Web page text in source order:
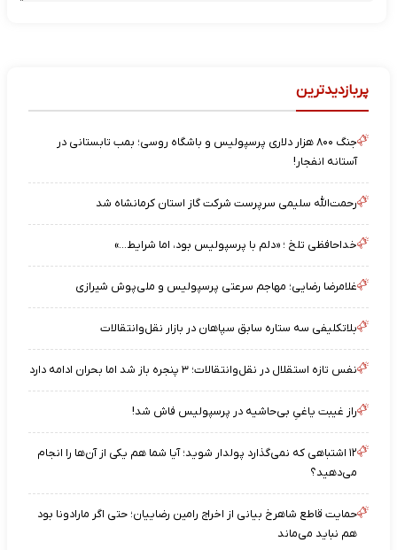
پربازدیدترین
جنگ ۸۰۰ هزار دلاری پرسپولیس و باشگاه روسی؛ بمب تابستانی در
آستانه انفجار!
رحمت‌الله سلیمی سرپرست شرکت گاز استان کرمانشاه شد
خداحافظی تلخ ؛ «دلم با پرسپولیس بود، اما شرایط…»
غلامرضا رضایی؛ مهاجم سرعتی پرسپولیس و ملی‌پوش شیرازی
بلاتکلیفی سه ستاره سابق سپاهان در بازار نقل‌وانتقالات
نفس تازه استقلال در نقل‌وانتقالات؛ ۳ پنجره باز شد اما بحران ادامه دارد
راز غیبت یاغیِ بی‌حاشیه در پرسپولیس فاش شد!
۱۲ اشتباهی که نمی‌گذارد پولدار شوید؛ آیا شما هم یکی از آن‌ها را انجام
می‌دهید؟
حمایت قاطع شاهرخ بیانی از اخراج رامین رضاییان؛ حتی اگر مارادونا بود
هم نباید می‌ماند